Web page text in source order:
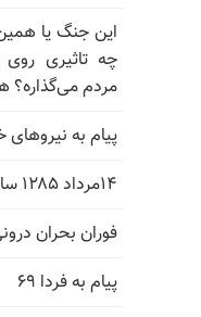
این جنگ یا
چه تاثیری
مردم می‌گذاره؟
پیام به نیروهای خواهان
۱۴مرداد ۱۲۸۵ سالگرد انقلاب مشروطه
فوران بحران
پیام به فردا ۶۹